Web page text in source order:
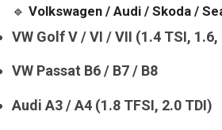
🔹 Volkswagen / Audi / Skoda /
VW Golf V / VI / VII (1.4 TSI, 1.6,
VW Passat B6 / B7 / B8
Audi A3 / A4 (1.8 TFSI, 2.0 TDI)